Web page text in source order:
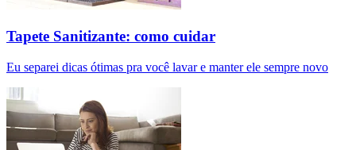
Tapete Sanitizante: como cuidar
Eu separei dicas ótimas pra você lavar e manter ele sempre novo